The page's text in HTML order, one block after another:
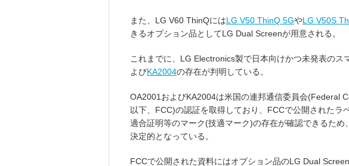
また、LG V60 ThinQにはLG V50 ThinQ 5GやLG V50S
きるオプション品としてLG Dual Screenが用意される。
これまでに、LG Electronics製で日本向けかつ未発表のス
よびKA2004の存在が判明している。
OA2001およびKA2004は米国の連邦通信委員会(Federal
以下、FCC)の認証を取得しており、FCCで公開されたラ
適合証明等のマーク(技適マーク)の存在が確認できるため
決定的となっている。
FCCで公開された資料にはオプション品のLG Dual